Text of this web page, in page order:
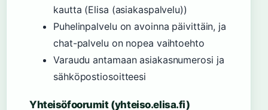
kautta (Elisa (asiakaspalvelu))
Puhelinpalvelu on avoinna päivittäin, ja
chat-palvelu on nopea vaihtoehto
Varaudu antamaan asiakasnumerosi ja
sähköpostiosoitteesi
Yhteisöfoorumit (yhteiso.elisa.fi)